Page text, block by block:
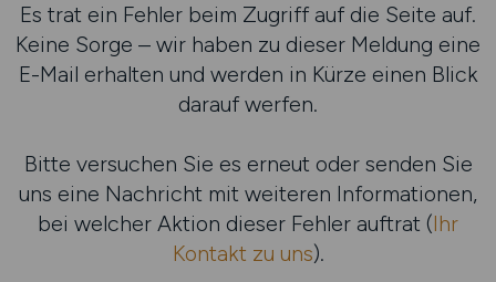
Es trat ein Fehler beim Zugriff auf die Seite auf.
Keine Sorge – wir haben zu dieser Meldung eine
E-Mail erhalten und werden in Kürze einen Blick
darauf werfen.
Bitte versuchen Sie es erneut oder senden Sie
uns eine Nachricht mit weiteren Informationen,
bei welcher Aktion dieser Fehler auftrat (Ihr
Kontakt zu uns).